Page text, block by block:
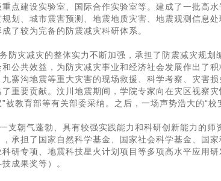
点建设实验室、国际合作实验室等。建成了一批高
划、城市震害预测、地震地质灾害、地震观测信息
了较为完备的防震减灾科研体系。
防灾减灾的整体实力不断加强，承担了防震减灾规
和公共效益，为防灾减灾事业和经济社会发展作出了
寨沟地震等重大灾害的现场救援、科学考察、灾害
了重要贡献。汶川地震期间，学院专家向在灾区视察
被教育部等有关部委采纳。之后，一场声势浩大的“
支朝气蓬勃、具有较强实践能力和科研创新能力的
承担了国家自然科学基金、国家社会科学基金、国
研专项、地震科技星火计划项目等多项高水平应用
成果奖等）。